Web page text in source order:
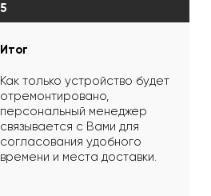
5
Итог
Как только устройство будет
отремонтировано,
персональный менеджер
связывается с Вами для
согласования удобного
времени и места доставки.